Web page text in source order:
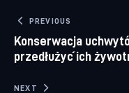
Nawigacja
PREVIOUS
Konserwacja
przedłużyć ich
NEXT